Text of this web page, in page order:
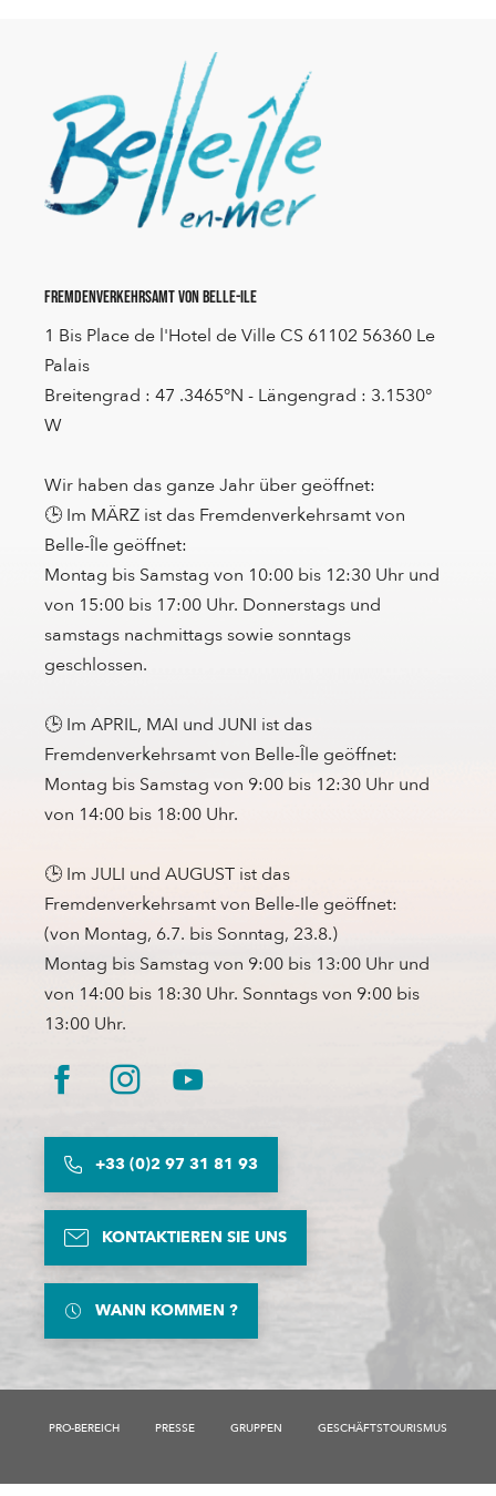
Service
Fremdenverkehrsamt von Belle-Ile
1 Bis Place de l'Hotel de Ville CS 61102 56360 Le
Palais
Breitengrad : 47 .3465°N - Längengrad : 3.1530°
W
Wir haben das ganze Jahr über geöffnet:
🕒 Im MÄRZ ist das Fremdenverkehrsamt von
Belle-Île geöffnet:
Montag bis Samstag von 10:00 bis 12:30 Uhr und
von 15:00 bis 17:00 Uhr. Donnerstags und
samstags nachmittags sowie sonntags
geschlossen.
🕒 Im APRIL, MAI und JUNI ist das
Fremdenverkehrsamt von Belle-Île geöffnet:
Montag bis Samstag von 9:00 bis 12:30 Uhr und
von 14:00 bis 18:00 Uhr.
🕒 Im JULI und AUGUST ist das
Fremdenverkehrsamt von Belle-Ile geöffnet:
(von Montag, 6.7. bis Sonntag, 23.8.)
Montag bis Samstag von 9:00 bis 13:00 Uhr und
von 14:00 bis 18:30 Uhr. Sonntags von 9:00 bis
13:00 Uhr.
+33 (0)2 97 31 81 93
KONTAKTIEREN SIE UNS
WANN KOMMEN ?
PRO-BEREICH PRESSE GRUPPEN GESCHÄFTSTOURISMUS